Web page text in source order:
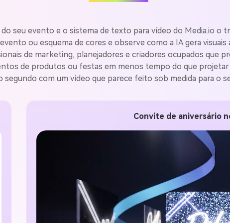
seu evento e o sistema de texto para vídeo do Media.io o
ou esquema de cores e observe como a IA gera
de marketing, planejadores e criadores ocupados que
de produtos ou festas em menos tempo do que
segundo com um vídeo que parece feito sob medida para o
Convite de aniversário
Crie
100%
Comece Grátis →